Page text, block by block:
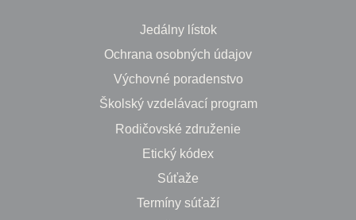
Jedálny lístok
Ochrana osobných údajov
Výchovné poradenstvo
Školský vzdelávací program
Rodičovské združenie
Etický kódex
Súťaže
Termíny súťaží